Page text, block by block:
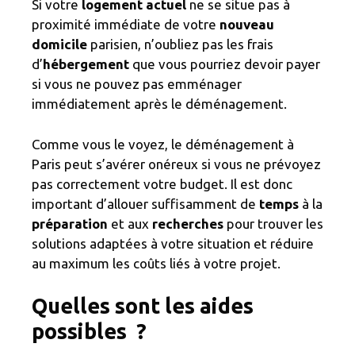
Si votre logement actuel ne se situe pas à
proximité immédiate de votre nouveau
domicile parisien, n’oubliez pas les frais
d’hébergement que vous pourriez devoir payer
si vous ne pouvez pas emménager
immédiatement après le déménagement.
Comme vous le voyez, le déménagement à
Paris peut s’avérer onéreux si vous ne prévoyez
pas correctement votre budget. Il est donc
important d’allouer suffisamment de temps à la
préparation et aux recherches pour trouver les
solutions adaptées à votre situation et réduire
au maximum les coûts liés à votre projet.
Quelles sont les aides
possibles ?